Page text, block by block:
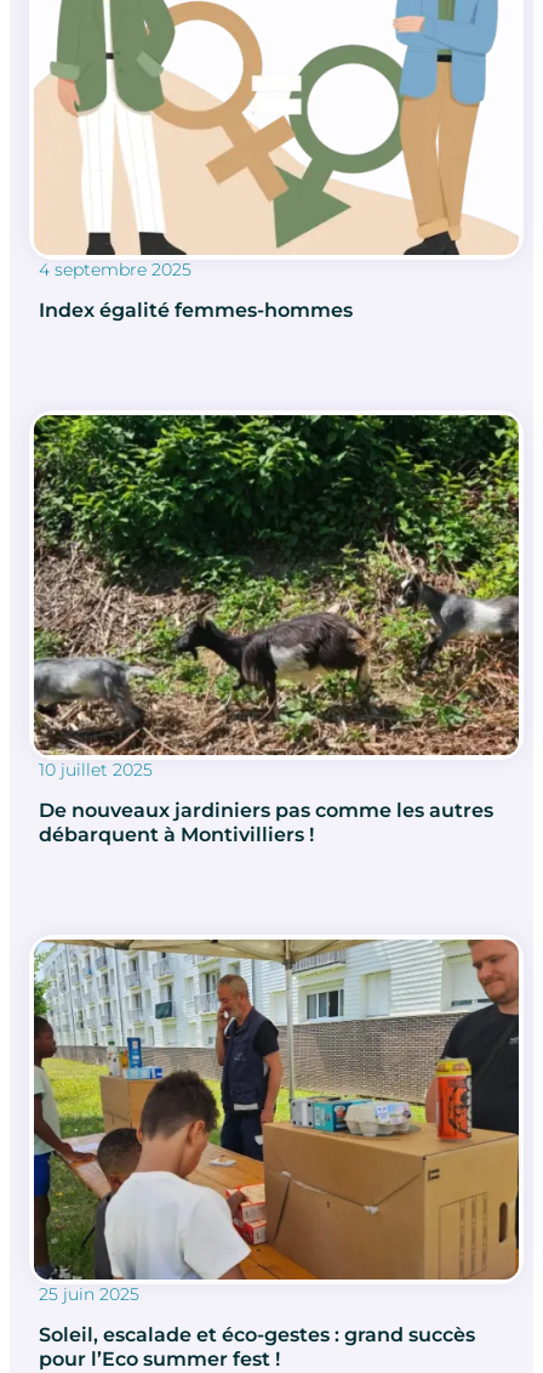
4 septembre 2025
Index égalité femmes-hommes
10 juillet 2025
De nouveaux jardiniers pas comme les autres
débarquent à Montivilliers !
25 juin 2025
Soleil, escalade et éco-gestes : grand succès
pour l’Eco summer fest !